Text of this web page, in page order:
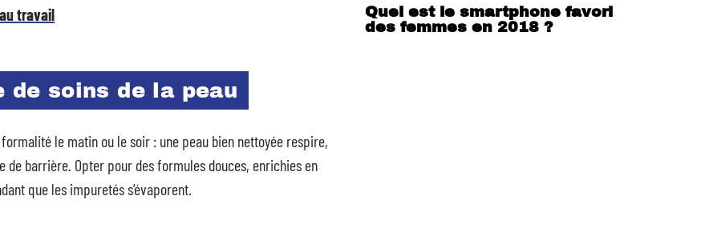
travail
de soins de la peau
formalité le matin ou le soir : une peau bien nettoyée respire,
barrière. Opter pour des formules douces, enrichies en
que les impuretés s’évaporent.
Quel est le smartphone favori
des femmes en 2018 ?